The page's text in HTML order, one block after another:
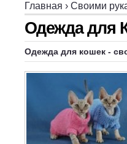
Главная › Своими
Одежда для
Одежда для кошек -